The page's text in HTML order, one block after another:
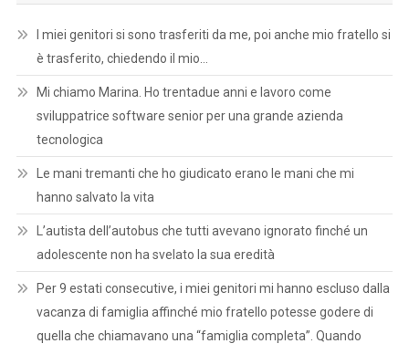
I miei genitori si sono trasferiti da me, poi anche mio fratello si
è trasferito, chiedendo il mio…
Mi chiamo Marina. Ho trentadue anni e lavoro come
sviluppatrice software senior per una grande azienda
tecnologica
Le mani tremanti che ho giudicato erano le mani che mi
hanno salvato la vita
L’autista dell’autobus che tutti avevano ignorato finché un
adolescente non ha svelato la sua eredità
Per 9 estati consecutive, i miei genitori mi hanno escluso dalla
vacanza di famiglia affinché mio fratello potesse godere di
quella che chiamavano una “famiglia completa”. Quando